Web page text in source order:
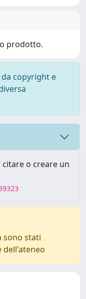
prodotto.
copyright e
o creare un
sono stati
dell'ateneo